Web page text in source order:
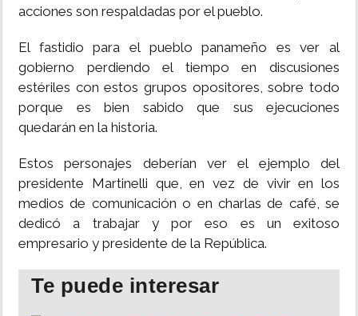
acciones son respaldadas por el pueblo.
El fastidio para el pueblo panameño es ver al
gobierno perdiendo el tiempo en discusiones
estériles con estos grupos opositores, sobre todo
porque es bien sabido que sus ejecuciones
quedarán en la historia.
Estos personajes deberían ver el ejemplo del
presidente Martinelli que, en vez de vivir en los
medios de comunicación o en charlas de café, se
dedicó a trabajar y por eso es un exitoso
empresario y presidente de la República.
Te puede interesar